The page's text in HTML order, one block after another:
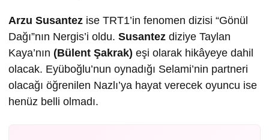
Arzu Susantez ise TRT1’in fenomen dizisi “Gönül
Dağı”nın Nergis’i oldu. Susantez diziye Taylan
Kaya’nın (Bülent Şakrak) eşi olarak hikâyeye dahil
olacak. Eyüboğlu’nun oynadığı Selami’nin partneri
olacağı öğrenilen Nazlı’ya hayat verecek oyuncu ise
henüz belli olmadı.